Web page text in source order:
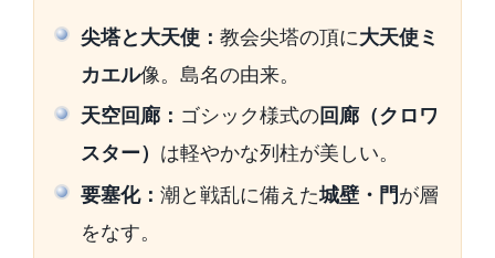
尖塔と大天使： 教会尖塔の頂に大天使ミ
カエル像。島名の由来。
天空回廊： ゴシック様式の回廊（クロワ
スター） は軽やかな列柱が美しい。
要塞化： 潮と戦乱に備えた城壁・門が層
をなす。